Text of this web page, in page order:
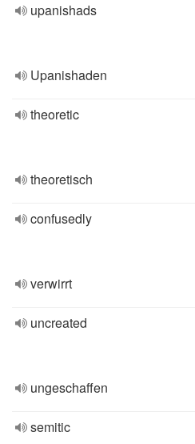
upanishads
Upanishaden
theoretic
theoretisch
confusedly
verwirrt
uncreated
ungeschaffen
semitic